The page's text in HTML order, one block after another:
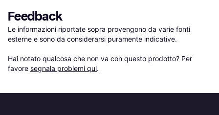
Feedback
Le informazioni riportate sopra provengono da varie fonti
esterne e sono da considerarsi puramente indicative.
Hai notato qualcosa che non va con questo prodotto? Per
favore segnala problemi qui.